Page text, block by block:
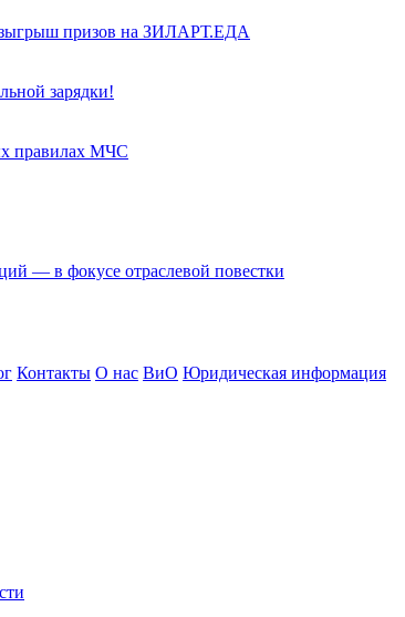
призов на ЗИЛАРТ.ЕДА
зарядки!
правилах МЧС
— в фокусе отраслевой повестки
Контакты О нас ВиО Юридическая информация